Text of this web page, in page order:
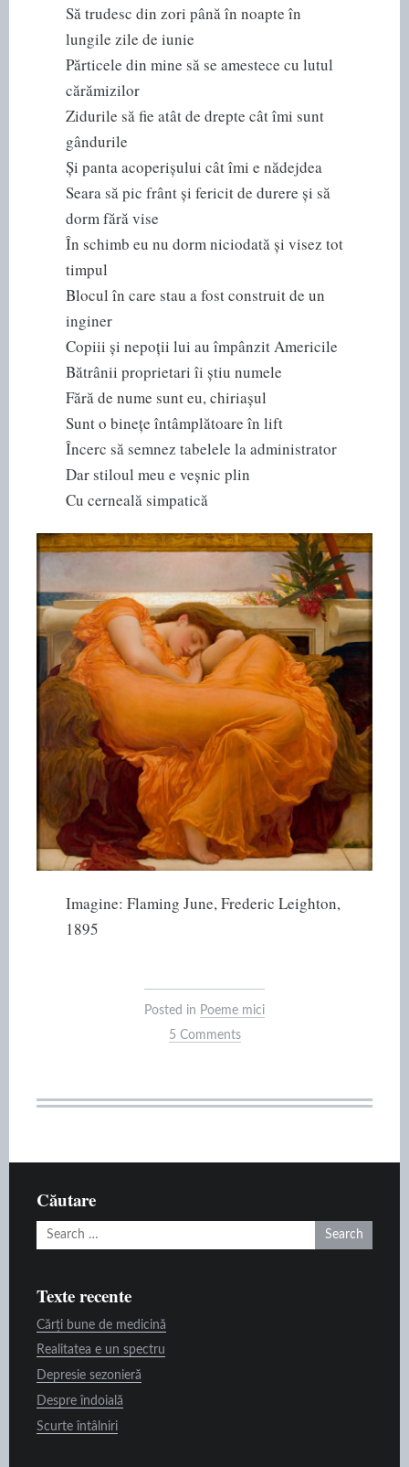
Să trudesc din zori până în noapte în
lungile zile de iunie
Părticele din mine să se amestece cu lutul
cărămizilor
Zidurile să fie atât de drepte cât îmi sunt
gândurile
Și panta acoperișului cât îmi e nădejdea
Seara să pic frânt și fericit de durere și să
dorm fără vise
În schimb eu nu dorm niciodată și visez tot
timpul
Blocul în care stau a fost construit de un
inginer
Copiii și nepoții lui au împânzit Americile
Bătrânii proprietari îi știu numele
Fără de nume sunt eu, chiriașul
Sunt o binețe întâmplătoare în lift
Încerc să semnez tabelele la administrator
Dar stiloul meu e veșnic plin
Cu cerneală simpatică
Imagine: Flaming June, Frederic Leighton,
1895
Posted in Poeme mici
5 Comments
Căutare
Search
Texte recente
Cărți bune de medicină
Realitatea e un spectru
Depresie sezonieră
Despre îndoială
Scurte întâlniri